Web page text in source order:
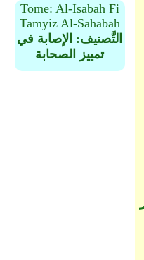
Tome: Al-Isabah Fi
Tamyiz Al-Sahabah
التَّصنيف: الإصابة في
تمييز الصحابة